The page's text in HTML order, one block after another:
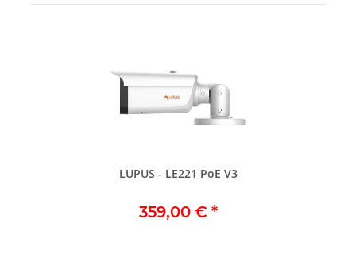
LUPUS - LE221 PoE V3
359,00 € *